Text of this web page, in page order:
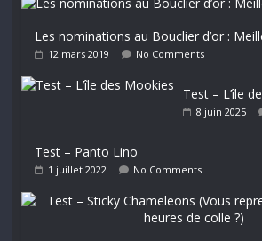
Les nominations au Bouclier d’or :
12 mars 2019 No Comments
Test – L’île
8 juin 2025
Test – Panto Lino
1 juillet 2022 No Comments